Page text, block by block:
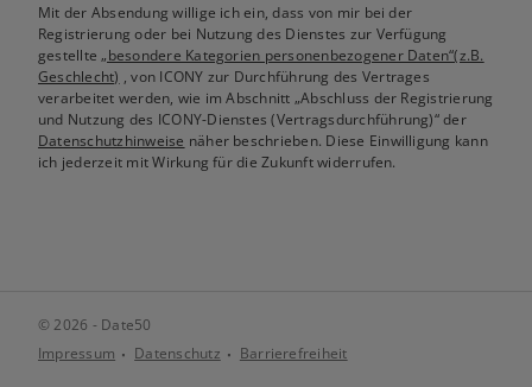
Mit der Absendung willige ich ein, dass von mir bei der
Registrierung oder bei Nutzung des Dienstes zur Verfügung
gestellte„besondere Kategorien personenbezogener Daten“(z.B.
Geschlecht) , von ICONY zur Durchführung des Vertrages
verarbeitet werden, wie im Abschnitt „Abschluss der Registrierung
und Nutzung des ICONY-Dienstes (Vertragsdurchführung)“ der
Datenschutzhinweise näher beschrieben. Diese Einwilligung kann
ich jederzeit mit Wirkung für die Zukunft widerrufen.
© 2026 - Date50
Impressum
Datenschutz Barrierefreiheit